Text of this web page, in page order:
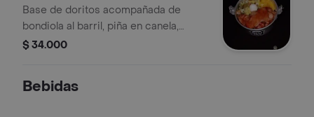
Base de doritos acompañada de
bondiola al barril, piña en canela,
guacamole, pico de gallo y huevito.
$ 34.000
Bebidas